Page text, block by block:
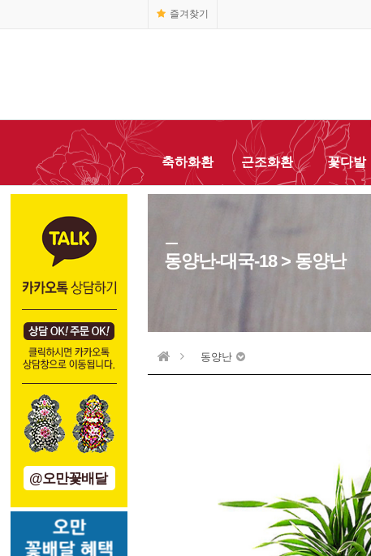
즐겨찾기
축하화환 근조화환 꽃다발
@오만꽃배달
동양난-대국-18 > 동양난
동양난